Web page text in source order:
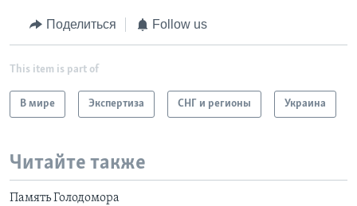
Поделиться Follow us
This item is part of
В мире Экспертиза СНГ и регионы Украина
Читайте также
Память Голодомора